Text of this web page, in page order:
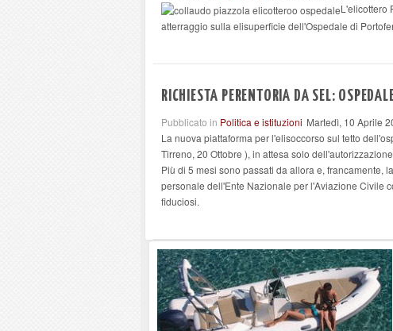
L'elicottero
atterraggio sulla elisuperficie dell'Ospedale di
RICHIESTA PERENTORIA DA SEL:
Pubblicato in Politica e istituzioni Martedì, 10 Aprile
La nuova piattaforma per l'elisoccorso sul tetto
Tirreno, 20 Ottobre ), in attesa solo
Più di 5 mesi sono passati da allora e, francamente,
personale dell'Ente Nazionale per l'Aviazione Civile
fiduciosi.